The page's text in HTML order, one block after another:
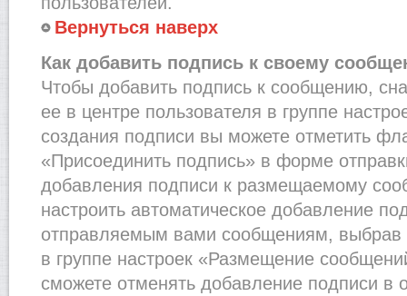
Вернуться наверх
Как добавить подпись к своему
Чтобы добавить подпись к сообщению,
ее в центре пользователя в группе
создания подписи вы можете отметить
«Присоединить подпись» в форме
добавления подписи к размещаемому
настроить автоматическое добавление
отправляемым вами сообщениям, выбрав
в группе настроек «Размещение
сможете отменять добавление подписи в